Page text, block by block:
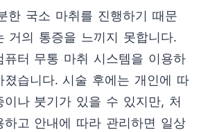
한 국소 마취를 진행하기 때문
거의 통증을 느끼지 못합니다.
퓨터 무통 마취 시스템을 이용하
졌습니다. 시술 후에는 개인에 따
이나 붓기가 있을 수 있지만, 처
하고 안내에 따라 관리하면 일상